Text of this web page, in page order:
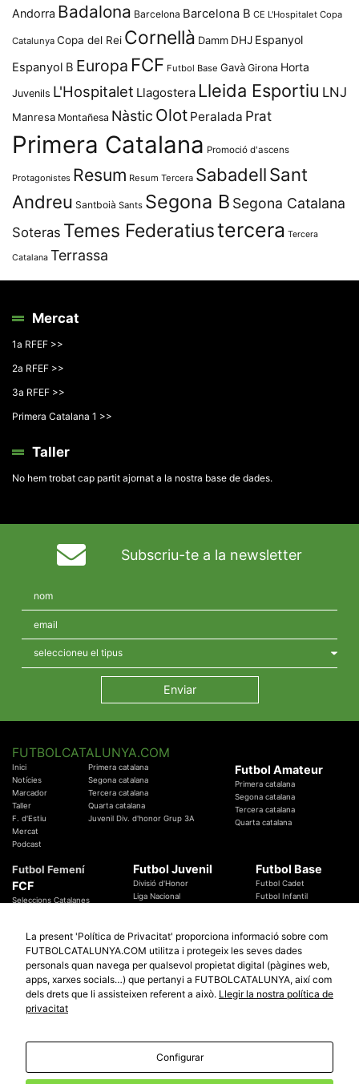
Andorra Badalona Barcelona Barcelona B CE L'Hospitalet Copa
Catalunya Copa del Rei Cornellà Damm DHJ Espanyol
Espanyol B Europa FCF Futbol Base Gavà Girona Horta
Juvenils L'Hospitalet Llagostera Lleida Esportiu LNJ
Manresa Montañesa Nàstic Olot Peralada Prat
Primera Catalana Promoció d'ascens
Protagonistes Resum Resum Tercera SabadellSant
Andreu Santboià Sants Segona B Segona Catalana
Soteras Temes Federatiustercera Tercera
Catalana Terrassa
Mercat
1a RFEF >>
2a RFEF >>
3a RFEF >>
Primera Catalana 1 >>
Taller
No hem trobat cap partit ajornat a la nostra base de dades.
Subscriu-te a la newsletter
FUTBOLCATALUNYA.COM
Inici
Notícies
Marcador
Taller
F. d'Estiu
Mercat
Podcast
Primera catalana
Segona catalana
Tercera catalana
Quarta catalana
Juvenil Div. d'honor Grup 3A
Futbol Amateur
Primera catalana
Segona catalana
Tercera catalana
Quarta catalana
Futbol Femení
FCF
Seleccions Catalanes
Temes Federatius
Futbol Juvenil
Divisió d'Honor
Liga Nacional
Futbol Base
Futbol Cadet
Futbol Infantil
Futbol Catalunya
Promocions
Sortejos
Participació
Especials
Copa Catalunya Absoluta 2019
Copa del Rei 2019 - 2020
© 2010 - 2026FutbolCatalunya.com
La present 'Política de Privacitat' proporciona informació sobre com
FUTBOLCATALUNYA.COM utilitza i protegeix les seves dades
personals quan navega per qualsevol propietat digital (pàgines web,
apps, xarxes socials…) que pertanyi a FUTBOLCATALUNYA, així com
dels drets que li assisteixen referent a això. Llegir la nostra política de
privacitat
Configurar